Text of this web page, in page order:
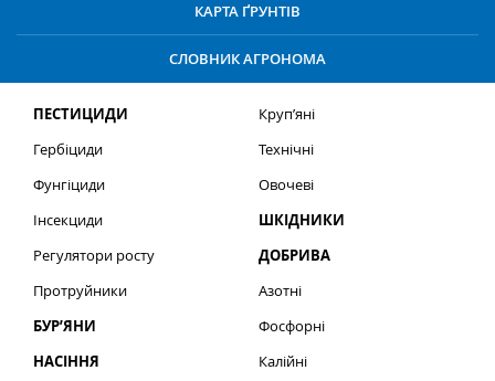
КАРТА ҐРУНТІВ
СЛОВНИК АГРОНОМА
ПЕСТИЦИДИ
Гербіциди
Фунгіциди
Інсекциди
Регулятори росту
Протруйники
БУР’ЯНИ
НАСІННЯ
Круп’яні
Технічні
Овочеві
ШКІДНИКИ
ДОБРИВА
Азотні
Фосфорні
Калійні